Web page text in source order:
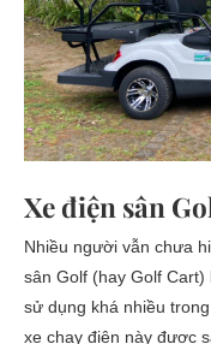
Xe điện sân
Nhiều người vẫn chưa
sân Golf (hay Golf
sử dụng khá nhiều
xe chạy điện này được